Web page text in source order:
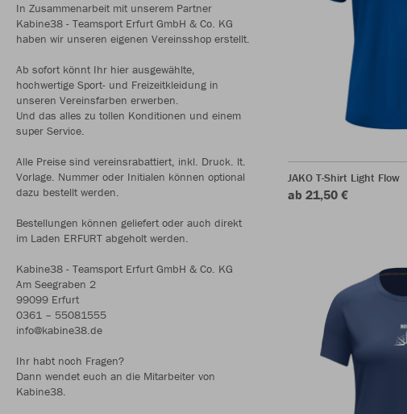
In Zusammenarbeit mit unserem Partner
Kabine38 - Teamsport Erfurt GmbH & Co. KG
haben wir unseren eigenen Vereinsshop erstellt.
Ab sofort könnt Ihr hier ausgewählte,
hochwertige Sport- und Freizeitkleidung in
unseren Vereinsfarben erwerben.
Und das alles zu tollen Konditionen und einem
super Service.
Alle Preise sind vereinsrabattiert, inkl. Druck. lt.
Vorlage. Nummer oder Initialen können optional
dazu bestellt werden.
Bestellungen können geliefert oder auch direkt
im Laden ERFURT abgeholt werden.
Kabine38 - Teamsport Erfurt GmbH & Co. KG
Am Seegraben 2
99099 Erfurt
0361 – 55081555
info@kabine38.de
Ihr habt noch Fragen?
Dann wendet euch an die Mitarbeiter von
Kabine38.
JAKO T-Shirt Light Flow
ab 21,50 €